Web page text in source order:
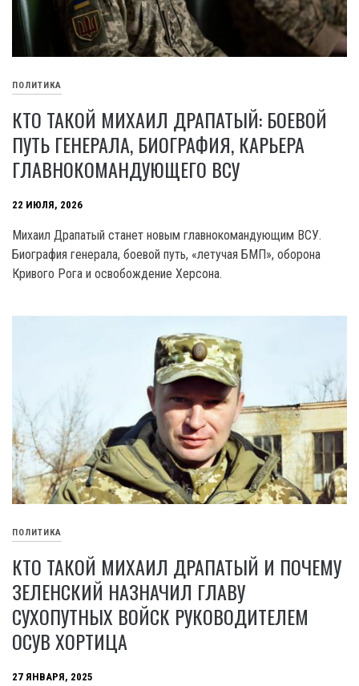
ПОЛИТИКА
КТО ТАКОЙ МИХАИЛ ДРАПАТЫЙ: БОЕВОЙ
ПУТЬ ГЕНЕРАЛА, БИОГРАФИЯ, КАРЬЕРА
ГЛАВНОКОМАНДУЮЩЕГО ВСУ
22 ИЮЛЯ, 2026
Михаил Драпатый станет новым главнокомандующим ВСУ.
Биография генерала, боевой путь, «летучая БМП», оборона
Кривого Рога и освобождение Херсона.
ПОЛИТИКА
КТО ТАКОЙ МИХАИЛ ДРАПАТЫЙ И ПОЧЕМУ
ЗЕЛЕНСКИЙ НАЗНАЧИЛ ГЛАВУ
СУХОПУТНЫХ ВОЙСК РУКОВОДИТЕЛЕМ
ОСУВ ХОРТИЦА
27 ЯНВАРЯ, 2025